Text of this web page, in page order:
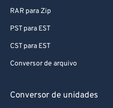
RAR para Zip
PST para EST
CST para EST
Conversor de arquivo
Conversor de unidades